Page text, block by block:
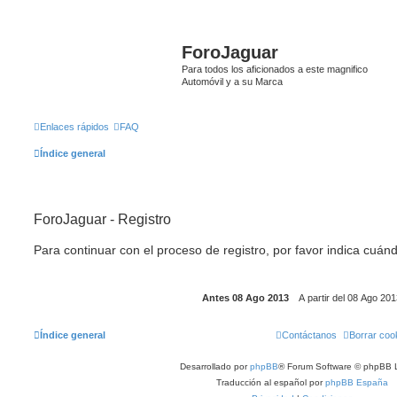
ForoJaguar
Para todos los aficionados a este magnifico
Automóvil y a su Marca
Enlaces rápidos FAQ
Índice general
ForoJaguar - Registro
Para continuar con el proceso de registro, por favor indica
Índice general Borrar
Contáctanos
Desarrollado porphpBB® Forum Software © phpBB
Traducción al español porphpBB España